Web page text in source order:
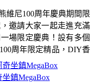
坐鎮MegaBox
維尼100周年慶典期間限
邀請大家一起走進充滿
場限定慶典！設有多個
周年限定精品，DIY香